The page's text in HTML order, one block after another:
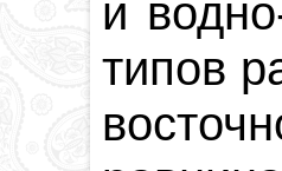
и
типов